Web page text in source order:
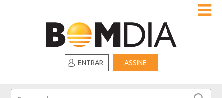
ENTRAR ASSINE